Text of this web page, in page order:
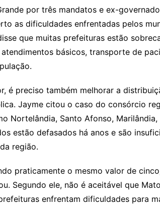
por três mandatos e ex-
as dificuldades enfrentadas pelos
que muitas prefeituras estão
básicos, transporte de
é preciso também melhorar a
Jayme citou o caso do consórcio
Nortelândia, Santo Afonso,
estão defasados há anos e são
região.
praticamente o mesmo valor de
Segundo ele, não é aceitável que
enfrentam dificuldades para